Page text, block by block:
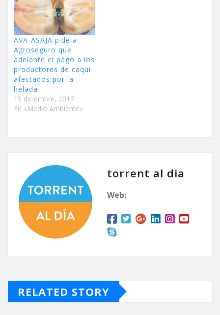
AVA-ASAJA pide a
Agroseguro que
adelante el pago a los
productores de caqui
afectados por la
helada
15 diciembre, 2017
En «Medio Ambiente»
torrent al dia
Web:
RELATED STORY